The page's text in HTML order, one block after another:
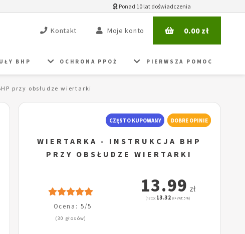
Ponad 10 lat doświadczenia
Kontakt Moje konto 0.00zł
BHP OCHRONA PPOŻ PIERWSZA POMOC
przy obsłudze wiertarki
CZĘSTO KUPOWANY DOBRE OPINIE
WIERTARKA - INSTRUKCJA BHP
PRZY OBSŁUDZE WIERTARKI
Ocena: 5/5
(30 głosów)
13.99 zł
(netto: 13.32 zł + VAT: 5%)